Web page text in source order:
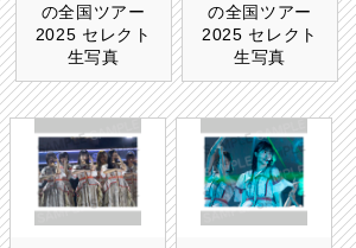
の全国ツアー
2025 セレクト
生写真
の全国ツアー
2025 セレクト
生写真